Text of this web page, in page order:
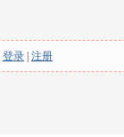
登录 注册